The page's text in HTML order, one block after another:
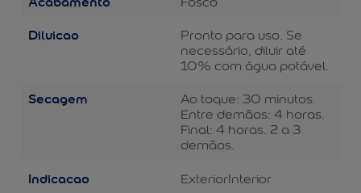
Diluicao
Pronto para uso. Se
necessário, diluir até
10% com água potável.
Secagem
Ao toque: 30 minutos.
Entre demãos: 4 horas.
Final: 4 horas. 2 a 3
demãos.
Indicacao ExteriorInterior